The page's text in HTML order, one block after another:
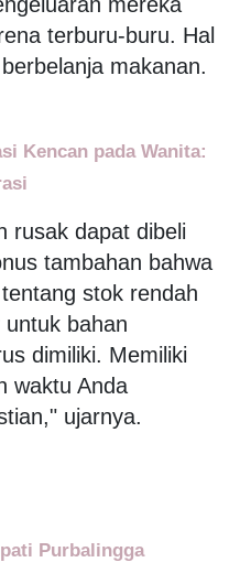
terburu-buru. Hal
makanan.
Kencan pada Wanita:
rusak dapat dibeli
tambahan bahwa
stok rendah
bahan
dimiliki. Memiliki
waktu Anda
ujarnya.
Purbalingga